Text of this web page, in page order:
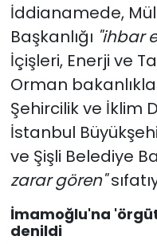
İddianamede,
Başkanlığı "ihbar
İçişleri, Enerji ve
Orman
Şehircilik ve İklim
İstanbul
ve Şişli Belediye
zarar gören"
İmamoğlu'na
denildi